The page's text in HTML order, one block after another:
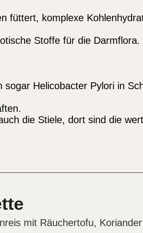
füttert, komplexe
Stoffe für die Darmflora.
Helicobacter Pylori in
die Stiele, dort sind die
mit Räuchertofu, Koriander